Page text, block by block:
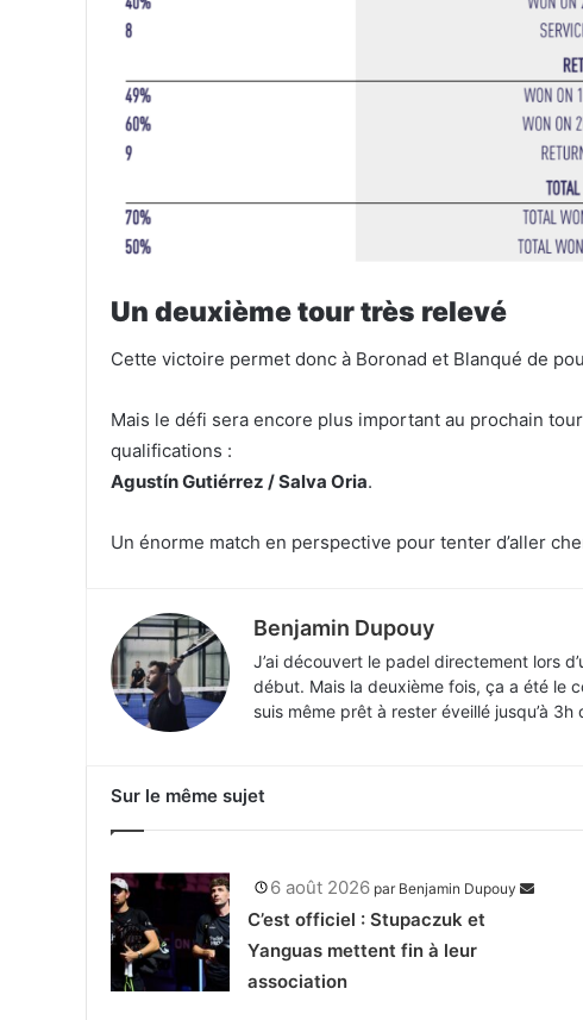
Un deuxième tour très relevé
Cette victoire permet donc à Boronad et Blanqué de
Mais le défi sera encore plus important au prochain
qualifications :
Agustín Gutiérrez / Salva Oria.
Un énorme match en perspective pour tenter d’aller
Benjamin Dupouy
J’ai découvert le padel directement lors
début. Mais la deuxième fois, ça a été le
suis même prêt à rester éveillé jusqu’à
Sur le même sujet
6 août 2026 par Benjamin Dupouy
C’est officiel : Stupaczuk et
Yanguas mettent fin à leur
association